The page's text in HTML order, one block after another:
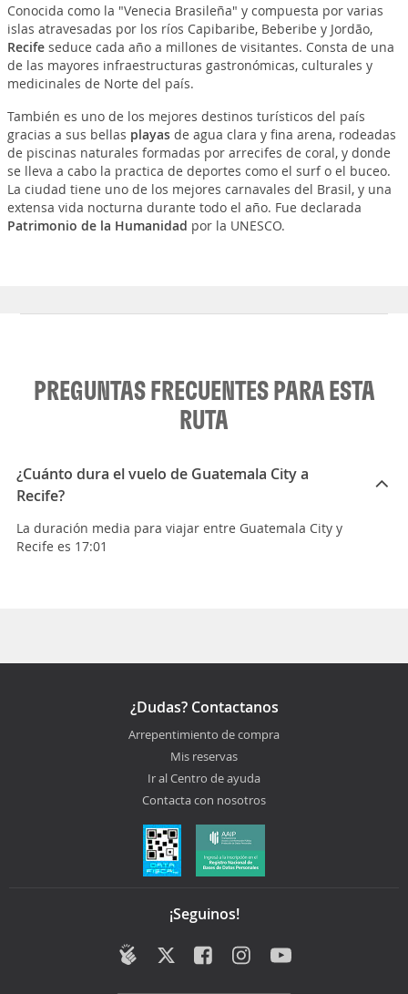
Conocida como la "Venecia Brasileña" y compuesta por varias
islas atravesadas por los ríos Capibaribe, Beberibe y Jordão,
Recifeseduce cada año a millones de visitantes. Consta de una
de las mayores infraestructuras gastronómicas, culturales y
medicinales de Norte del país.
También es uno de los mejores destinos turísticos del país
gracias a sus bellas playasde agua clara y fina arena, rodeadas
de piscinas naturales formadas por arrecifes de coral, y donde
se lleva a cabo la practica de deportes como el surf o el buceo.
La ciudad tiene uno de los mejores carnavales del Brasil, y una
extensa vida nocturna durante todo el año. Fue declarada
Patrimonio de la Humanidad por la UNESCO.
PREGUNTAS FRECUENTES PARA ESTA
RUTA
¿Cuánto dura el vuelo de Guatemala City a
Recife?
La duración media para viajar entre Guatemala City y
Recife es 17:01
¿Dudas? Contactanos
Arrepentimiento de compra
Mis reservas
Ir al Centro de ayuda
Contacta con nosotros
¡Seguinos!